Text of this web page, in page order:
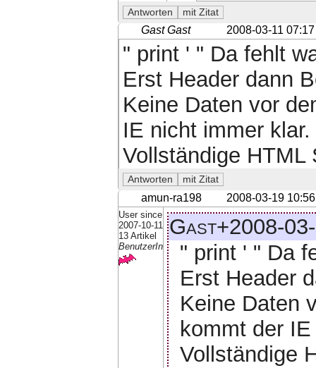
Gast Gast 2008-03-11 07:17
" print ' " Da fehlt
Erst Header dann
Keine Daten vor
IE nicht immer klar.
Vollständige HTML
amun-ra198 2008-03-19 10:56
User since
2007-10-11
13 Artikel
BenutzerIn
Gast+2008-
" print ' " Da
Erst Header
Keine Daten
kommt der
Vollständige